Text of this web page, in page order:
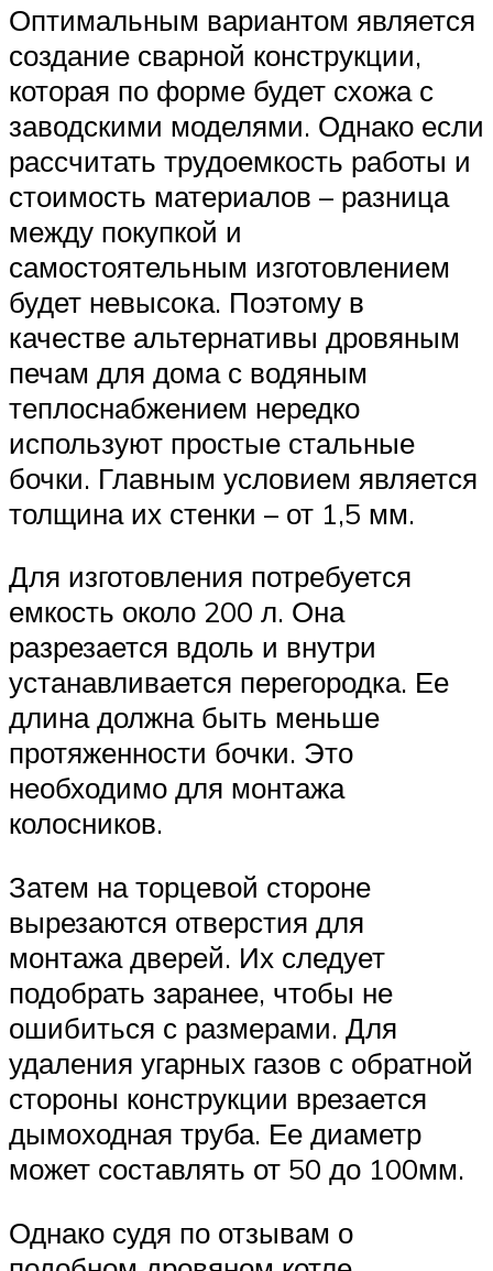
Оптимальным вариантом является
создание сварной конструкции,
которая по форме будет схожа с
заводскими моделями. Однако если
рассчитать трудоемкость работы и
стоимость материалов – разница
между покупкой и
самостоятельным изготовлением
будет невысока. Поэтому в
качестве альтернативы дровяным
печам для дома с водяным
теплоснабжением нередко
используют простые стальные
бочки. Главным условием является
толщина их стенки – от 1,5 мм.
Для изготовления потребуется
емкость около 200 л. Она
разрезается вдоль и внутри
устанавливается перегородка. Ее
длина должна быть меньше
протяженности бочки. Это
необходимо для монтажа
колосников.
Затем на торцевой стороне
вырезаются отверстия для
монтажа дверей. Их следует
подобрать заранее, чтобы не
ошибиться с размерами. Для
удаления угарных газов с обратной
стороны конструкции врезается
дымоходная труба. Ее диаметр
может составлять от 50 до 100мм.
Однако судя по отзывам о